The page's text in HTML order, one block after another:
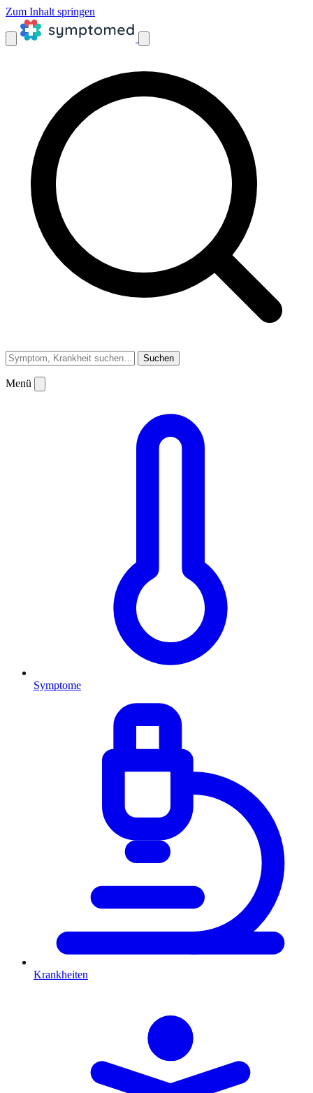
Zum Inhalt springen
Suchen
Menü
Symptome
Krankheiten